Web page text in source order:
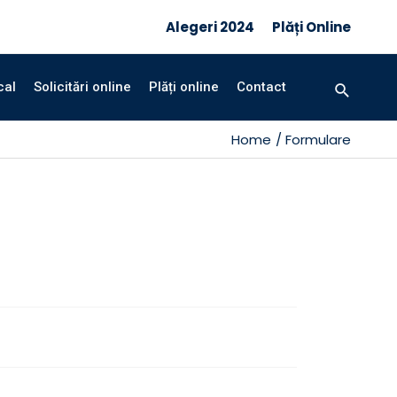
Alegeri 2024 Plăți Online
Solicitări online Plăți online Contact Search
Home Formulare